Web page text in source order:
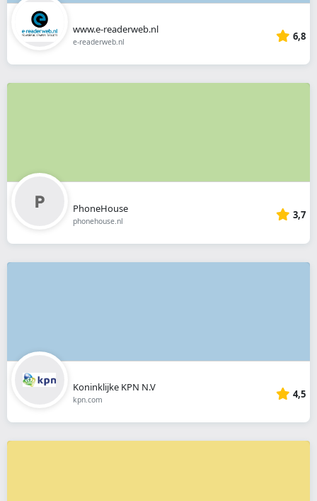
www.e-readerweb.nl
e-readerweb.nl 6,8
PhoneHouse
phonehouse.nl 3,7
Koninklijke KPN N.V
kpn.com 4,5